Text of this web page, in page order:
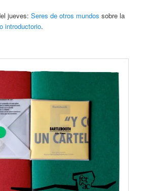
jueves:Seres de otros mundos sobre la
introductorio.